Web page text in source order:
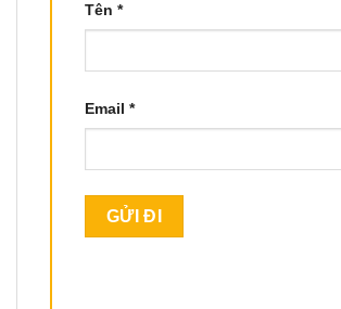
Tên *
Email *